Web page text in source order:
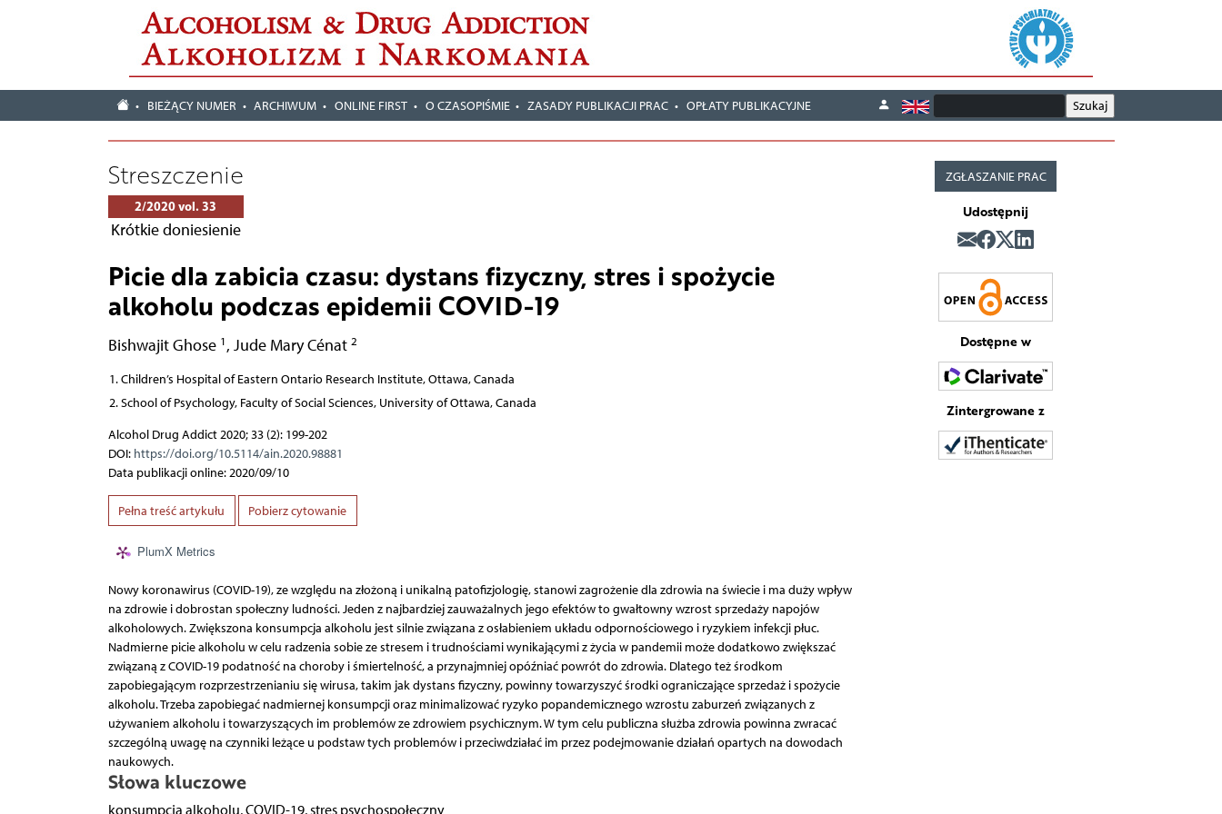
BIEŻĄCY NUMER ARCHIWUM ONLINE FIRST O CZASOPIŚMIE ZASADY PUBLIKACJI PRAC OPŁATY PUBLIKACYJNE
Streszczenie
2/2020 vol. 33
Krótkie doniesienie
Picie dla zabicia czasu: dystans fizyczny, stres i spożycie
alkoholu podczas epidemii COVID-19
Bishwajit Ghose 1 , Jude Mary Cénat 2
Children’s Hospital of Eastern Ontario Research Institute, Ottawa, Canada
School of Psychology, Faculty of Social Sciences, University of Ottawa, Canada
Alcohol Drug Addict 2020; 33 (2): 199-202
DOI: https://doi.org/10.5114/ain.2020.98881
Data publikacji online: 2020/09/10
Pełna treść artykułu Pobierz cytowanie
PlumX Metrics
Nowy koronawirus (COVID-19), ze względu na złożoną i unikalną patofizjologię, stanowi zagrożenie dla zdrowia na świecie i ma duży wpływ
na zdrowie i dobrostan społeczny ludności. Jeden z najbardziej zauważalnych jego efektów to gwałtowny wzrost sprzedaży napojów
alkoholowych. Zwiększona konsumpcja alkoholu jest silnie związana z osłabieniem układu odpornościowego i ryzykiem infekcji płuc.
Nadmierne picie alkoholu w celu radzenia sobie ze stresem i trudnościami wynikającymi z życia w pandemii może dodatkowo zwiększać
związaną z COVID-19 podatność na choroby i śmiertelność, a przynajmniej opóźniać powrót do zdrowia. Dlatego też środkom
zapobiegającym rozprzestrzenianiu się wirusa, takim jak dystans fizyczny, powinny towarzyszyć środki ograniczające sprzedaż i spożycie
alkoholu. Trzeba zapobiegać nadmiernej konsumpcji oraz minimalizować ryzyko popandemicznego wzrostu zaburzeń związanych z
używaniem alkoholu i towarzyszących im problemów ze zdrowiem psychicznym. W tym celu publiczna służba zdrowia powinna zwracać
szczególną uwagę na czynniki leżące u podstaw tych problemów i przeciwdziałać im przez podejmowanie działań opartych na dowodach
naukowych.
Słowa kluczowe
konsumpcja alkoholu, COVID-19, stres psychospołeczny
ZGŁASZANIE PRAC
Udostępnij
Dostępne w
Zintergrowane z